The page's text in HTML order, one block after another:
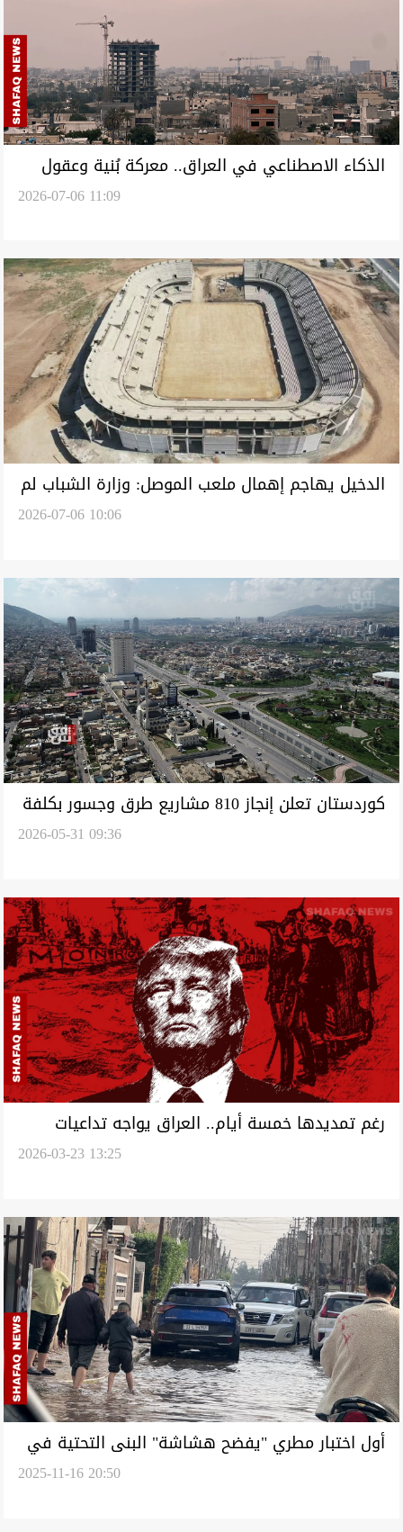
الذكاء الاصطناعي في العراق.. معركة بُنية وعقول
2026-07-06 11:09
الدخيل يهاجم إهمال ملعب الموصل: وزارة الشباب لم
2026-07-06 10:06
كوردستان تعلن إنجاز 810 مشاريع طرق وجسور بكلفة
2026-05-31 09:36
رغم تمديدها خمسة أيام.. العراق يواجه تداعيات
2026-03-23 13:25
أول اختبار مطري "يفضح هشاشة" البنى التحتية في
2025-11-16 20:50